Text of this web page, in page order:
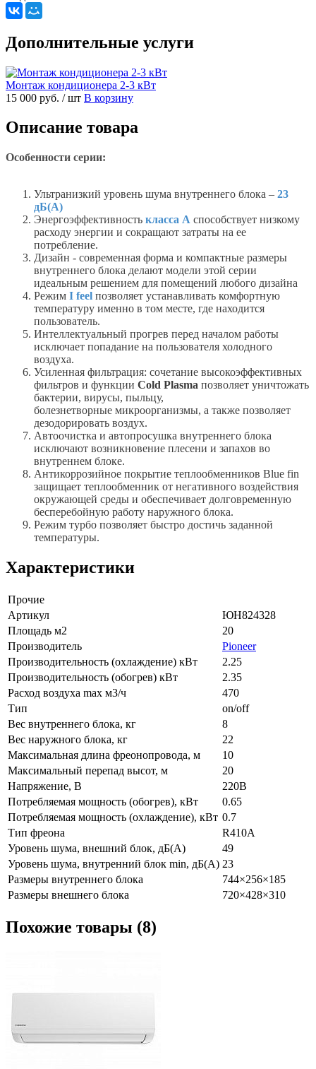
Дополнительные услуги
Монтаж кондиционера 2-3 кВт
15 000 руб. / шт В корзину
Описание товара
Особенности серии:
Ультранизкий уровень шума внутреннего блока – 23
дБ(А)
Энергоэффективность класса А способствует низкому
расходу энергии и сокращают затраты на ее
потребление.
Дизайн - современная форма и компактные размеры
внутреннего блока делают модели этой серии
идеальным решением для помещений любого дизайна
Режим I feel позволяет устанавливать комфортную
температуру именно в том месте, где находится
пользователь.
Интеллектуальный прогрев перед началом работы
исключает попадание на пользователя холодного
воздуха.
Усиленная фильтрация: сочетание высокоэффективных
фильтров и функции Cold Plasma позволяет уничтожать
бактерии, вирусы, пыльцу,
болезнетворные микроорганизмы, а также позволяет
дезодорировать воздух.
Автоочистка и автопросушка внутреннего блока
исключают возникновение плесени и запахов во
внутреннем блоке.
Антикоррозийное покрытие теплообменников Blue fin
защищает теплообменник от негативного воздействия
окружающей среды и обеспечивает долговременную
бесперебойную работу наружного блока.
Режим турбо позволяет быстро достичь заданной
температуры.
Характеристики
Прочие
Артикул
ЮН824328
Площадь м2
20
Производитель
Pioneer
Производительность (охлаждение) кВт
2.25
Производительность (обогрев) кВт
2.35
Расход воздуха max м3/ч
470
Тип
on/off
Вес внутреннего блока, кг
8
Вес наружного блока, кг
22
Максимальная длина фреонопровода, м
10
Максимальный перепад высот, м
20
Напряжение, В
220В
Потребляемая мощность (обогрев), кВт
0.65
Потребляемая мощность (охлаждение), кВт 0.7
Тип фреона
R410A
Уровень шума, внешний блок, дБ(А)
49
Уровень шума, внутренний блок min, дБ(А) 23
Размеры внутреннего блока
744×256×185
Размеры внешнего блока
720×428×310
Похожие товары (8)